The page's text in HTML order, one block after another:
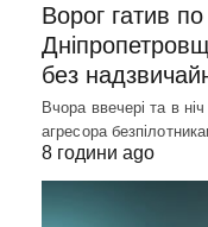
Ворог гатив
без
Вчора ввечері та в
агресора
8 години ago